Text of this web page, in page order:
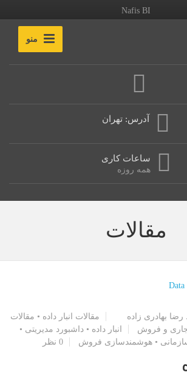
Nafis BI
منو
آدرس: تهران
ساعات کاری
همه روزه
مقالات
بهادری زاده مقالات انبار داده • مقالات
و فروش انبار داده • داشبورد مدیریتی •
• هوشمندسازی فروش 0 نظر